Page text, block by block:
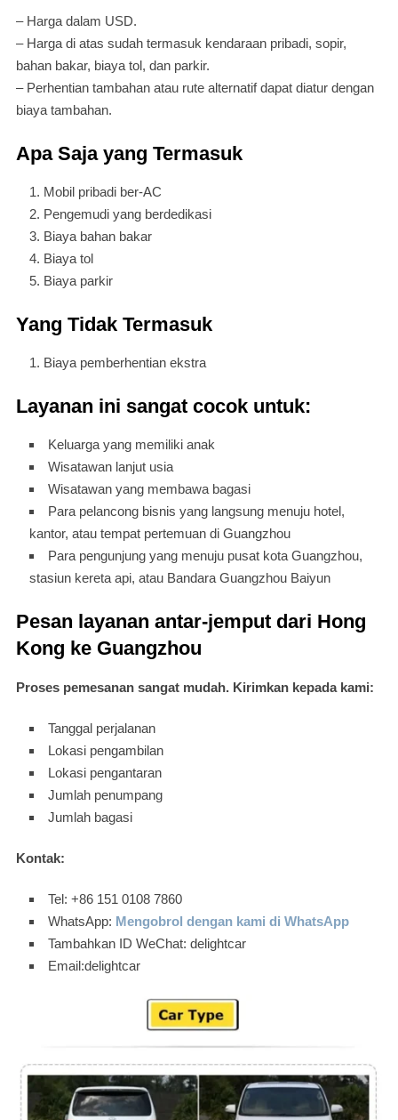
– Harga dalam USD.
– Harga di atas sudah termasuk kendaraan pribadi, sopir,
bahan bakar, biaya tol, dan parkir.
– Perhentian tambahan atau rute alternatif dapat diatur dengan
biaya tambahan.
Apa Saja yang Termasuk
Mobil pribadi ber-AC
Pengemudi yang berdedikasi
Biaya bahan bakar
Biaya tol
Biaya parkir
Yang Tidak Termasuk
Biaya pemberhentian ekstra
Layanan ini sangat cocok untuk:
Keluarga yang memiliki anak
Wisatawan lanjut usia
Wisatawan yang membawa bagasi
Para pelancong bisnis yang langsung menuju hotel,
kantor, atau tempat pertemuan di Guangzhou
Para pengunjung yang menuju pusat kota Guangzhou,
stasiun kereta api, atau Bandara Guangzhou Baiyun
Pesan layanan antar-jemput dari Hong
Kong ke Guangzhou
Proses pemesanan sangat mudah. Kirimkan kepada kami:
Tanggal perjalanan
Lokasi pengambilan
Lokasi pengantaran
Jumlah penumpang
Jumlah bagasi
Kontak:
Tel: +86 151 0108 7860
WhatsApp: Mengobrol dengan kami di WhatsApp
Tambahkan ID WeChat: delightcar
Email:delightcar